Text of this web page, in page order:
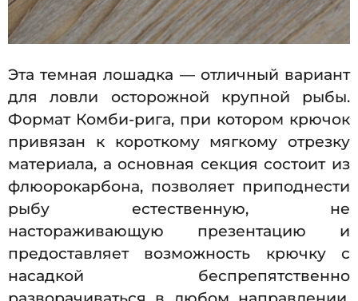
0
2
Эта темная лошадка — отличный вариант
для ловли осторожной крупной рыбы.
Формат Комби-рига, при котором крючок
привязан к короткому мягкому отрезку
материала, а основная секция состоит из
флюорокарбона, позволяет приподнести
рыбу естественную, не
настораживающую презентацию и
предоставляет возможность крючку с
насадкой беспрепятственно